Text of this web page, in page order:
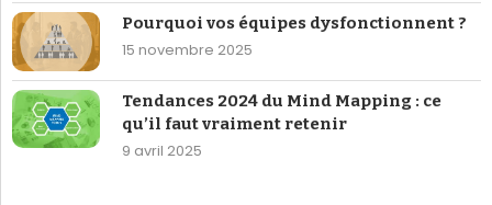
Tendances 2024 du Mind Mapping : ce
qu’il faut vraiment retenir
NOS ECRITS